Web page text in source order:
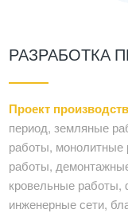
РАЗРАБОТКА
Проект
период, земляные
работы,
работы,
кровельные
инженерные сети,